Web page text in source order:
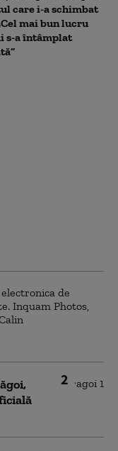
care i-a schimbat
mai bun lucru
s-a întâmplat
2